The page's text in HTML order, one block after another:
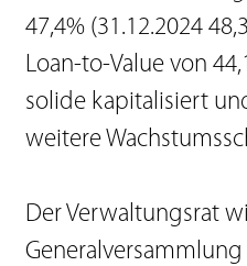
47,4% (31.12.2024
Loan-to-Value von
solide kapitalisiert
weitere
Der Verwaltungsrat
Generalversammlung